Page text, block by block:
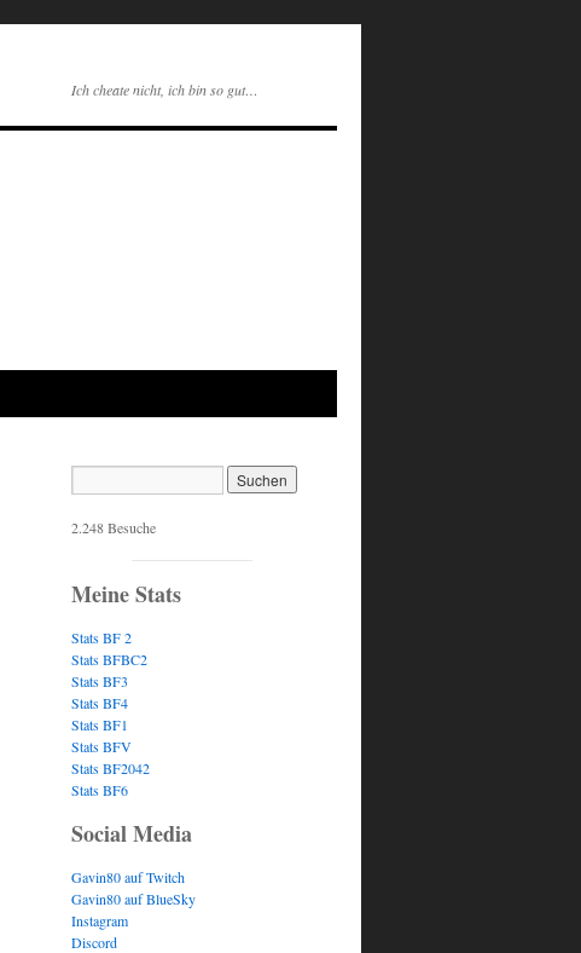
Ich cheate nicht, ich bin so gut…
2.248 Besuche
Meine Stats
Stats BF 2
Stats BFBC2
Stats BF3
Stats BF4
Stats BF1
Stats BFV
Stats BF2042
Stats BF6
Social Media
Gavin80 auf Twitch
Gavin80 auf BlueSky
Instagram
Discord